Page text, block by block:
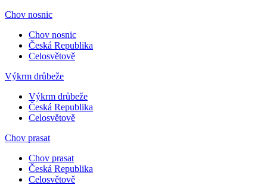
Chov nosnic
Chov nosnic
Česká Republika
Celosvětově
Výkrm drůbeže
Výkrm drůbeže
Česká Republika
Celosvětově
Chov prasat
Chov prasat
Česká Republika
Celosvětově